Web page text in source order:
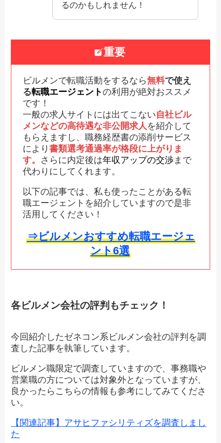
るのかもしれません！
重要
ビルメンで転職活動をするなら無料で使え
る転職エージェントの利用が絶対おススメ
です！
一般の求人サイトには出てこない自社ビル
メンなどの高待遇な非公開求人を紹介して
もらえますし、職務経歴書の添削サービス
により 書類選考通過率が格段に上がりま
す。
さらに内定後は年収アップの交渉まで
代わりにしてくれます。
以下の記事では、私も使ったことがある転
職エージェントを紹介していますので是非
活用してください！
⇒ビルメンおすすめ転職エージェ
ント6選
各ビルメン会社の評判もチェック！
今回紹介したゼネコン系ビルメン会社の評判を調
査した記事を執筆しています。
ビルメン職限定で調査していますので、事務職や
営業職の方については対象外となっていますが、
良かったらこちらの情報も参考にしてみてくださ
い。
【関連記事】アサヒファシリティズを調査しまし
た